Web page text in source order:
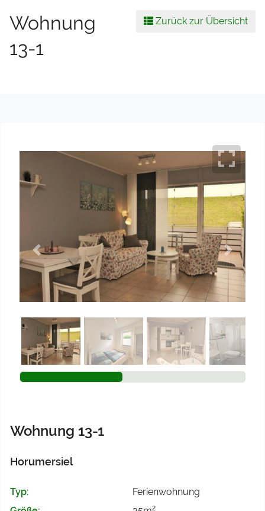
Wohnung
13-1
Zurück zur Übersicht
Previous Next
Wohnung 13-1
Horumersiel
Typ:
Ferienwohnung
2